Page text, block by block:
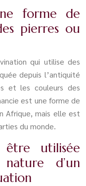
forme de
pierres ou
qui utilise des
depuis l’antiquité
et les couleurs des
est une forme de
Afrique, mais elle est
du monde.
utilisée
d’un